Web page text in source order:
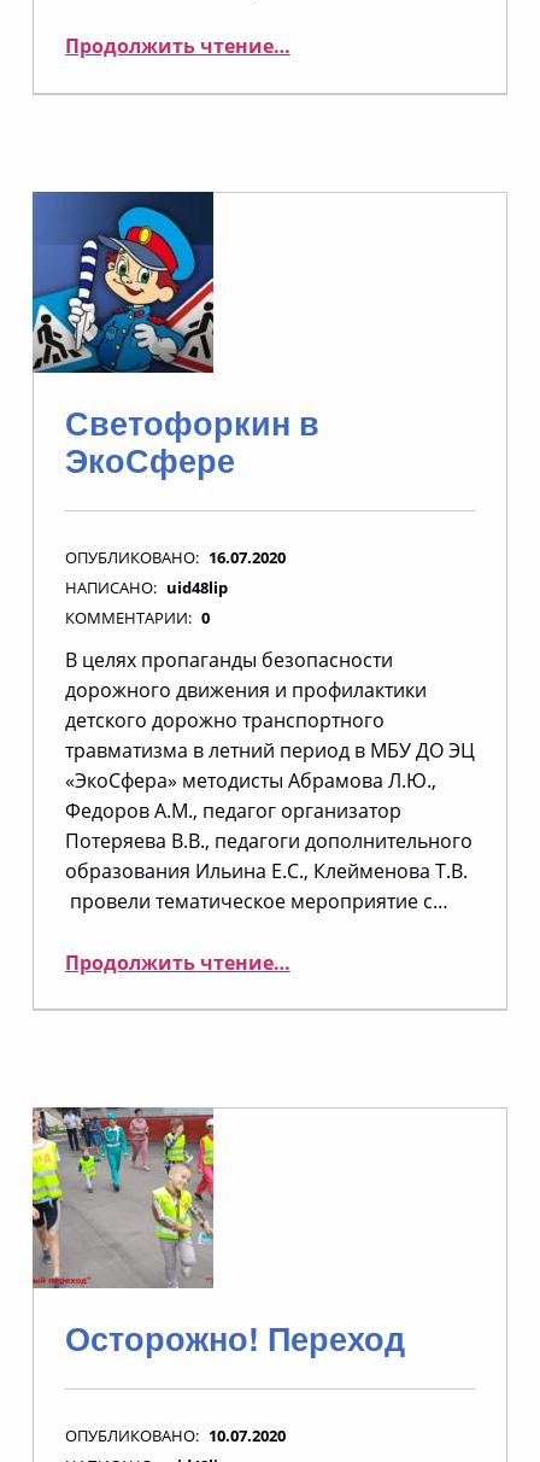
Продолжить чтение…
Светофоркин в
ЭкоСфере
ОПУБЛИКОВАНО: 16.07.2020
НАПИСАНО: uid48lip
КОММЕНТАРИИ: 0
В целях пропаганды безопасности
дорожного движения и профилактики
детского дорожно транспортного
травматизма в летний период в МБУ ДО ЭЦ
«ЭкоСфера» методисты Абрамова Л.Ю.,
Федоров А.М., педагог организатор
Потеряева В.В., педагоги дополнительного
образования Ильина Е.С., Клейменова Т.В.
провели тематическое мероприятие с…
Продолжить чтение…
Осторожно! Переход
ОПУБЛИКОВАНО: 10.07.2020